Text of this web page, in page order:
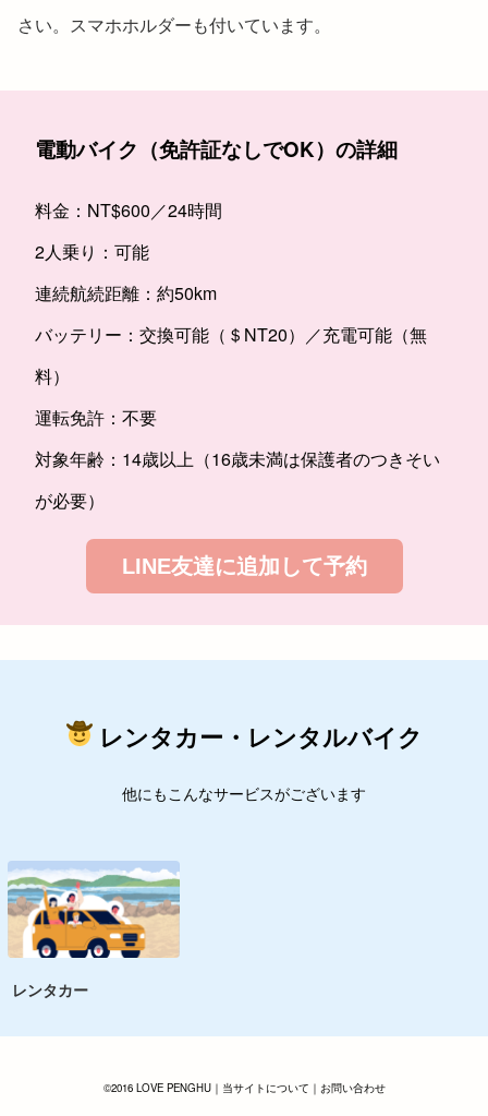
さい。スマホホルダーも付いています。
電動バイク（免許証なしでOK）の詳細
料金：NT$600／24時間
2人乗り：可能
連続航続距離：約50km
バッテリー：交換可能（＄NT20）／充電可能（無
料）
運転免許：不要
対象年齢：14歳以上（16歳未満は保護者のつきそい
が必要）
LINE友達に追加して予約
レンタカー・レンタルバイク
他にもこんなサービスがございます
レンタカー
©2016 LOVE PENGHU｜ 当サイトについて ｜ お問い合わせ